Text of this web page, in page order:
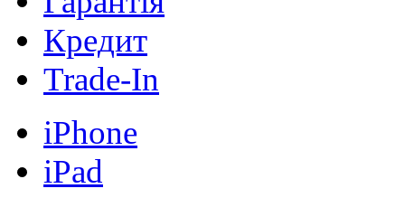
Кредит
Trade-In
iPhone
iPad